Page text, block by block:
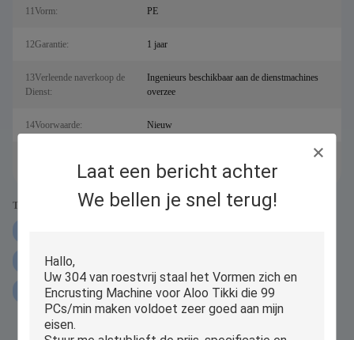
Laat een bericht achter
We bellen je snel terug!
11Vorm: PE
12Garantie: 1 jaar
13Verleende naverkoop de
Dienst:
Ingenieurs beschikbaar aan de dienstmachines
overzee
14Voorwaarde: Nieuw
15Toepassing:
bakkerijvoedsel, bevroren voedsel, smakelijke
banketbakkerij, andere snacks
Tags:
ss304 automatische Encrusting-Machine
99pcs min gevuld koekje die machine maken